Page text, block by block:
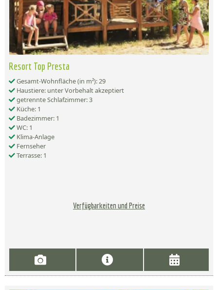
Resort Top Presta
Gesamt-Wohnfläche (in m²): 29
Haustiere: unter Vorbehalt akzeptiert
getrennte Schlafzimmer: 3
Küche: 1
Badezimmer: 1
WC: 1
Klima-Anlage
Fernseher
Terrasse: 1
Verfügbarkeiten und Preise